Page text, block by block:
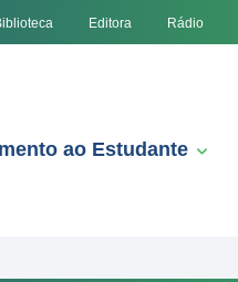
Editora Rádio
ao Estudante